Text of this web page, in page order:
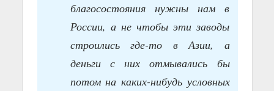
благосостояния нужны нам в
России, а не чтобы эти заводы
строились где-то в Азии, а
деньги с них отмывались бы
потом на каких-нибудь условных